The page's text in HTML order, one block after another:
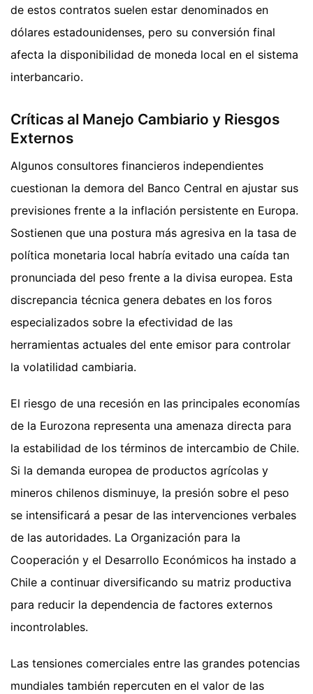
de estos contratos suelen estar denominados en
dólares estadounidenses, pero su conversión final
afecta la disponibilidad de moneda local en el sistema
interbancario.
Críticas al Manejo Cambiario y Riesgos
Externos
Algunos consultores financieros independientes
cuestionan la demora del Banco Central en ajustar sus
previsiones frente a la inflación persistente en Europa.
Sostienen que una postura más agresiva en la tasa de
política monetaria local habría evitado una caída tan
pronunciada del peso frente a la divisa europea. Esta
discrepancia técnica genera debates en los foros
especializados sobre la efectividad de las
herramientas actuales del ente emisor para controlar
la volatilidad cambiaria.
El riesgo de una recesión en las principales economías
de la Eurozona representa una amenaza directa para
la estabilidad de los términos de intercambio de Chile.
Si la demanda europea de productos agrícolas y
mineros chilenos disminuye, la presión sobre el peso
se intensificará a pesar de las intervenciones verbales
de las autoridades. La Organización para la
Cooperación y el Desarrollo Económicos ha instado a
Chile a continuar diversificando su matriz productiva
para reducir la dependencia de factores externos
incontrolables.
Las tensiones comerciales entre las grandes potencias
mundiales también repercuten en el valor de las